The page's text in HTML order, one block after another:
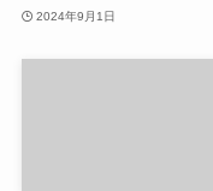
2024年9月1日